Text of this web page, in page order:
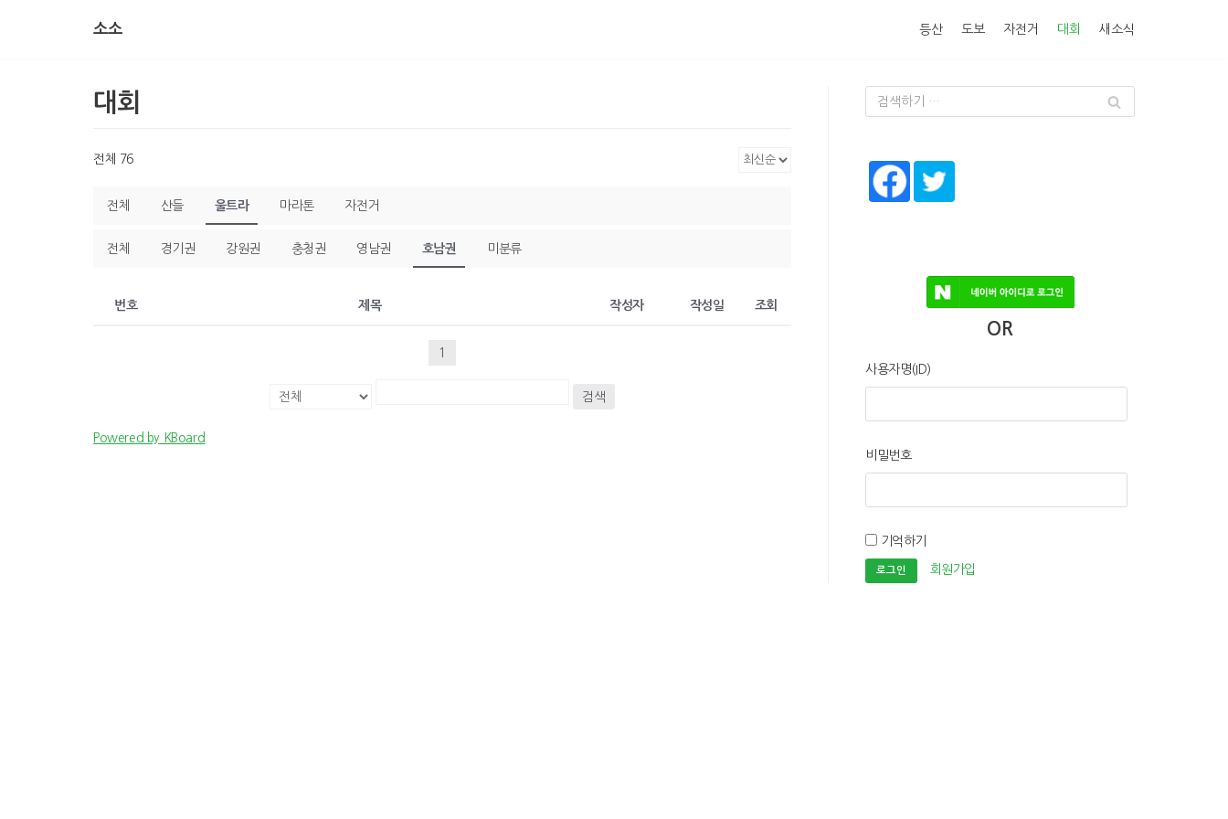
소소 등산 도보 자전거 대회 새소식
대회
전체 76
전체 산들 울트라 마라톤 자전거
전체 경기권 강원권 충청권 영남권 호남권 미분류
번호 제목 작성자 작성일 조회
1
검색
Powered by KBoard
OR
사용자명(ID)
비밀번호
기억하기
회원가입